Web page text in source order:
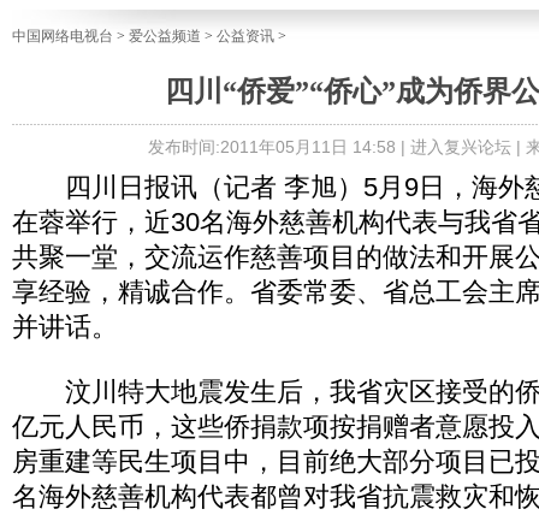
中国网络电视台 > 爱公益频道 > 公益资讯 >
四川“侨爱”“侨心”成为侨界
发布时间:2011年05月11日 14:58 | 进入复兴论坛|
四川日报讯（记者 李旭）5月9日，海外
在蓉举行，近30名海外慈善机构代表与我省
共聚一堂，交流运作慈善项目的做法和开展
享经验，精诚合作。省委常委、省总工会主
并讲话。
汶川特大地震发生后，我省灾区接受的
亿元人民币，这些侨捐款项按捐赠者意愿投
房重建等民生项目中，目前绝大部分项目已
名海外慈善机构代表都曾对我省抗震救灾和